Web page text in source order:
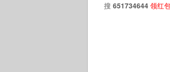
搜 651734644 领红